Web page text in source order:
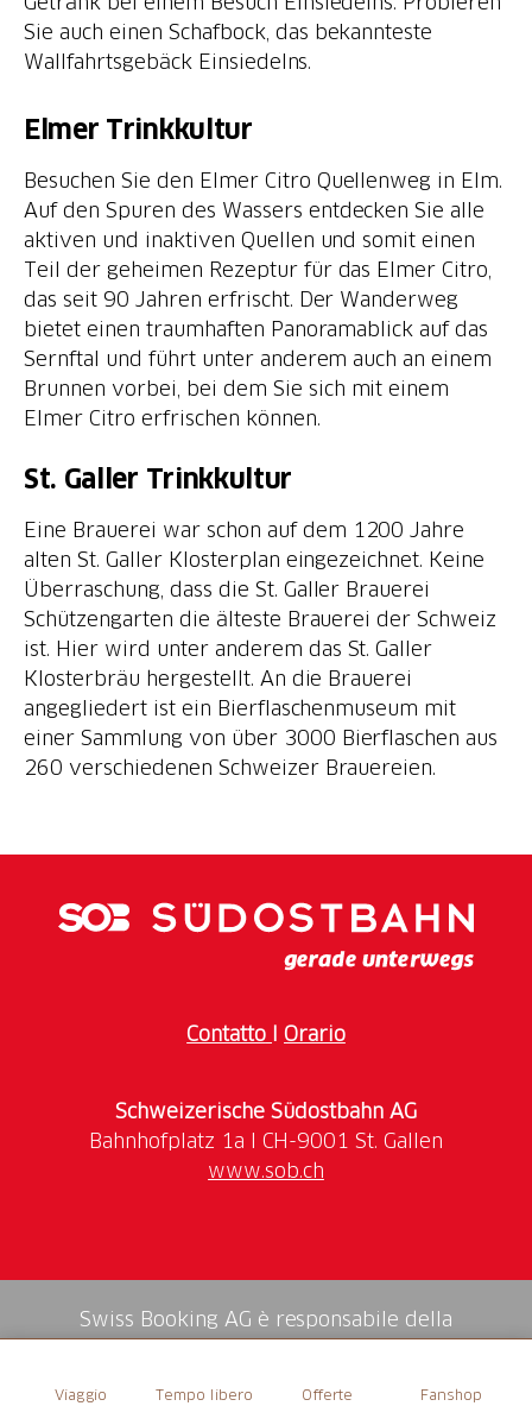
Viaggio Tempo libero Offerte Fanshop
Sie auch einen Schafbock, das bekannteste
Wallfahrtsgebäck Einsiedelns.
Elmer Trinkkultur
Besuchen Sie den Elmer Citro Quellenweg in Elm.
Auf den Spuren des Wassers entdecken Sie alle
aktiven und inaktiven Quellen und somit einen
Teil der geheimen Rezeptur für das Elmer Citro,
das seit 90 Jahren erfrischt. Der Wanderweg
bietet einen traumhaften Panoramablick auf das
Sernftal und führt unter anderem auch an einem
Brunnen vorbei, bei dem Sie sich mit einem
Elmer Citro erfrischen können.
St. Galler Trinkkultur
Eine Brauerei war schon auf dem 1200 Jahre
alten St. Galler Klosterplan eingezeichnet. Keine
Überraschung, dass die St. Galler Brauerei
Schützengarten die älteste Brauerei der Schweiz
ist. Hier wird unter anderem das St. Galler
Klosterbräu hergestellt. An die Brauerei
angegliedert ist ein Bierflaschenmuseum mit
einer Sammlung von über 3000 Bierflaschen aus
260 verschiedenen Schweizer Brauereien.
Contatto Orario
Schweizerische Südostbahn AG
www.sob.ch
Swiss Booking AG è responsabile della